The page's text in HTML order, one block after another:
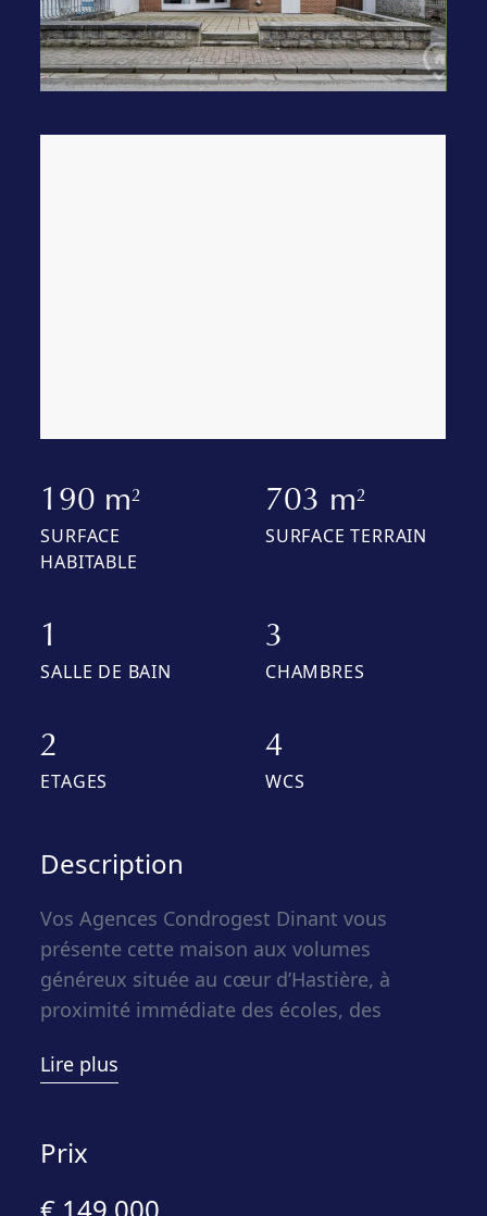
190 m2
SURFACE
HABITABLE
703 m2
SURFACE TERRAIN
1
SALLE DE BAIN
3
CHAMBRES
2
ETAGES
4
WCS
Description
Vos Agences Condrogest Dinant vous
présente cette maison aux volumes
généreux située au cœur d’Hastière, à
proximité immédiate des écoles, des
représente une opportunité idéale pour
ses espaces de vie spacieux et sa
Lire plus
Prix
€ 149.000